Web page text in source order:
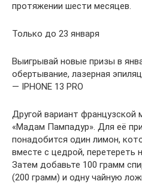
протяжении шести месяцев.
Только до 23 января
Выигрывай новые призы в
обертывание, лазерная
— IPHONE 13 PRO
Другой вариант французской
«Мадам Пампадур». Для её
понадобится один лимон,
вместе с цедрой, перетереть
Затем добавьте 100 грамм
(200 грамм) и одну чайную